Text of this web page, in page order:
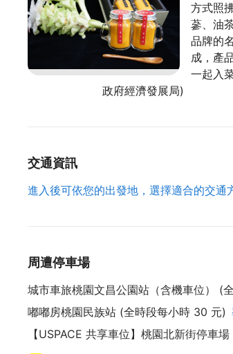
方式照
蔘、油
品牌的
成，產
一起入
政府經濟發展局)
交通資訊
進入後可依您的出發地，選擇適合的交通
周遭停車場
城市車旅桃園文昌公園站（含機車位） (
嘟嘟房桃園民族站 (全時段每小時 30 元)
【USPACE 共享車位】桃園北新街停車